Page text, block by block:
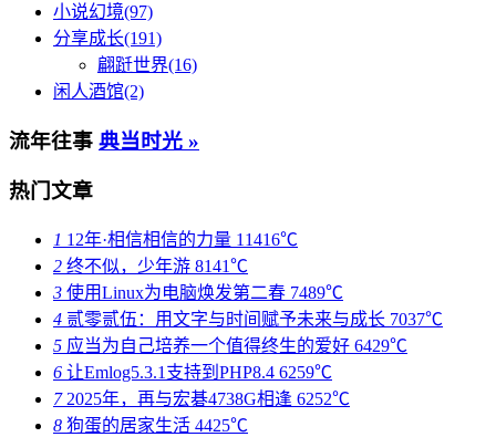
小说幻境(97)
分享成长(191)
翩跹世界(16)
闲人酒馆(2)
流年往事 典当时光 »
热门文章
1 12年·相信相信的力量 11416℃
2 终不似，少年游 8141℃
3 使用Linux为电脑焕发第二春 7489℃
4 贰零贰伍：用文字与时间赋予未来与成长 7037℃
5 应当为自己培养一个值得终生的爱好 6429℃
6 让Emlog5.3.1支持到PHP8.4 6259℃
72025年，再与宏碁4738G相逢 6252℃
8 狗蛋的居家生活 4425℃